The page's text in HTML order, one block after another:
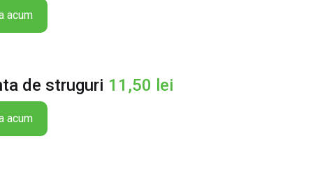
acum
de struguri 11,50 lei
acum